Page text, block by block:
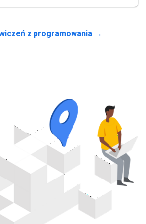
z programowania →